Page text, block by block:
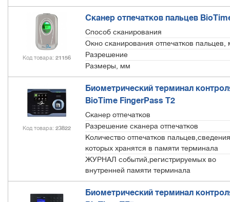
Код товара 21156
Сканер отпечатков пальцев
Способ сканирования
Окно сканирования отпечатков пальцев,
Разрешение
Размеры, мм
Код товара 23822
Биометрический терминал
BioTime FingerPass T2
Сканер отпечатков
Разрешение сканера отпечатков
Количество отпечатков
которых хранятся в памяти терминала
ЖУРНАЛ событий,регистрируемых во
внутренней памяти терминала
Биометрический терминал